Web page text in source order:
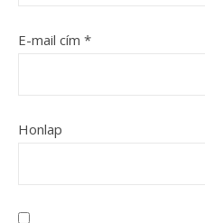
E-mail cím *
Honlap